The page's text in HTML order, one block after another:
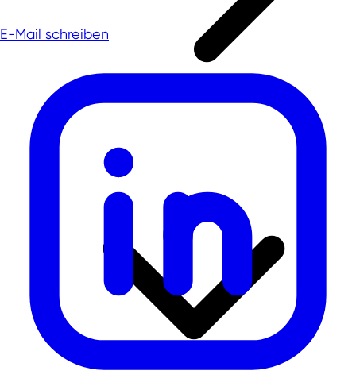
E-Mail schreiben